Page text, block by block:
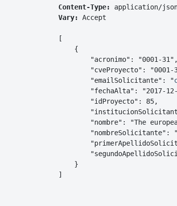
Content-Type:
application/
Vary:
Accept
[
    {
        "acronimo": "0001-31",
"cveProyecto": "0001-
        "emailSolicitante": "
"fechaAlta": "2017-
        "idProyecto": 85,
"nombre": "The
"nombreSolicitante":
    }
]